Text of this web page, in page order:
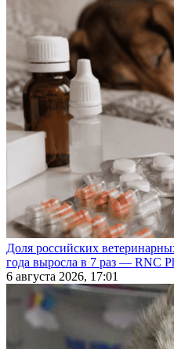
Доля российских
года выросла в 7 раз — RNC
6 августа 2026, 17:01